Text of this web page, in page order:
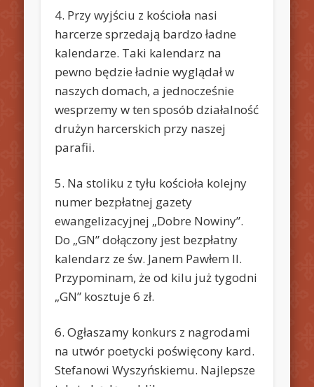
4. Przy wyjściu z kościoła nasi
harcerze sprzedają bardzo ładne
kalendarze. Taki kalendarz na
pewno będzie ładnie wyglądał w
naszych domach, a jednocześnie
wesprzemy w ten sposób działalność
drużyn harcerskich przy naszej
parafii.
5. Na stoliku z tyłu kościoła kolejny
numer bezpłatnej gazety
ewangelizacyjnej „Dobre Nowiny”.
Do „GN” dołączony jest bezpłatny
kalendarz ze św. Janem Pawłem II.
Przypominam, że od kilu już tygodni
„GN” kosztuje 6 zł.
6. Ogłaszamy konkurs z nagrodami
na utwór poetycki poświęcony kard.
Stefanowi Wyszyńskiemu. Najlepsze